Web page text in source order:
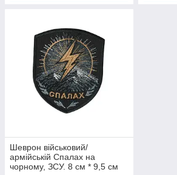
Шеврон військовий/
армійській Спалах на
чорному, ЗСУ. 8 см * 9,5 см